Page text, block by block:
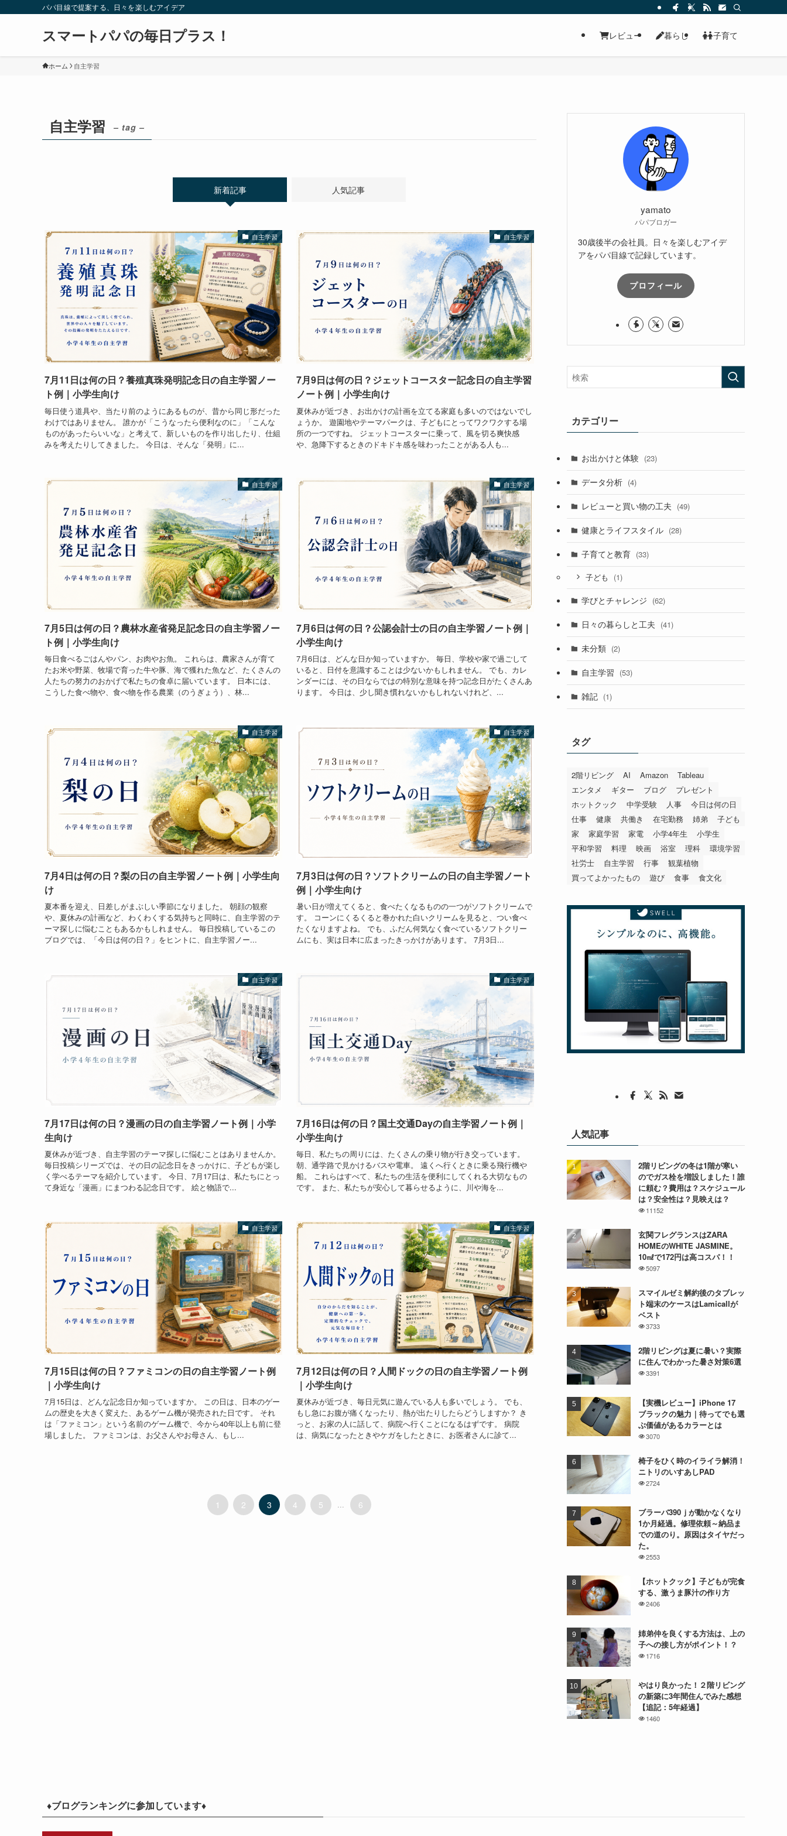
パパ目線で提案する、日々を楽しむアイデア
スマートパパの毎日プラス！ レビュー 暮らし 子育て
ホーム 自主学習
自主学習 – tag –
新着記事 人気記事
自主学習
7月11日は何の日？養殖真珠発明記念日の自主学習ノー
ト例｜小学生向け
毎日使う道具や、当たり前のようにあるものが、昔から同じ形だった
わけではありません。 誰かが「こうなったら便利なのに」「こんな
ものがあったらいいな」と考えて、新しいものを作り出したり、仕組
みを考えたりしてきました。 今日は、そんな「発明」に...
自主学習
7月9日は何の日？ジェットコースター記念日の自主学習
ノート例｜小学生向け
夏休みが近づき、お出かけの計画を立てる家庭も多いのではないでし
ょうか。 遊園地やテーマパークは、子どもにとってワクワクする場
所の一つですね。 ジェットコースターに乗って、風を切る爽快感
や、急降下するときのドキドキ感を味わったことがある人も...
自主学習
7月5日は何の日？農林水産省発足記念日の自主学習ノー
ト例｜小学生向け
毎日食べるごはんやパン、お肉やお魚。 これらは、農家さんが育て
たお米や野菜、牧場で育った牛や豚、海で獲れた魚など、たくさんの
人たちの努力のおかげで私たちの食卓に届いています。 日本には、
こうした食べ物や、食べ物を作る農業（のうぎょう）、林...
自主学習
7月6日は何の日？公認会計士の日の自主学習ノート例｜
小学生向け
7月6日は、どんな日か知っていますか。 毎日、学校や家で過ごして
いると、日付を意識することは少ないかもしれません。 でも、カレ
ンダーには、その日ならではの特別な意味を持つ記念日がたくさんあ
ります。 今日は、少し聞き慣れないかもしれないけれど、...
自主学習
7月4日は何の日？梨の日の自主学習ノート例｜小学生向
け
夏本番を迎え、日差しがまぶしい季節になりました。 朝顔の観察
や、夏休みの計画など、わくわくする気持ちと同時に、自主学習のテ
ーマ探しに悩むこともあるかもしれません。 毎日投稿しているこの
ブログでは、「今日は何の日？」をヒントに、自主学習ノー...
自主学習
7月3日は何の日？ソフトクリームの日の自主学習ノート
例｜小学生向け
暑い日が増えてくると、食べたくなるものの一つがソフトクリームで
す。 コーンにくるくると巻かれた白いクリームを見ると、つい食べ
たくなりますよね。 でも、ふだん何気なく食べているソフトクリー
ムにも、実は日本に広まったきっかけがあります。 7月3日...
自主学習
7月17日は何の日？漫画の日の自主学習ノート例｜小学
生向け
夏休みが近づき、自主学習のテーマ探しに悩むことはありませんか。
毎日投稿シリーズでは、その日の記念日をきっかけに、子どもが楽し
く学べるテーマを紹介しています。 今日、7月17日は、私たちにとっ
て身近な「漫画」にまつわる記念日です。 絵と物語で...
自主学習
7月16日は何の日？国土交通Dayの自主学習ノート例｜
小学生向け
毎日、私たちの周りには、たくさんの乗り物が行き交っています。
朝、通学路で見かけるバスや電車。 遠くへ行くときに乗る飛行機や
船。 これらはすべて、私たちの生活を便利にしてくれる大切なもの
です。 また、私たちが安心して暮らせるように、川や海を...
自主学習
7月15日は何の日？ファミコンの日の自主学習ノート例
｜小学生向け
7月15日は、どんな記念日か知っていますか。 この日は、日本のゲー
ムの歴史を大きく変えた、あるゲーム機が発売された日です。 それ
は「ファミコン」という名前のゲーム機で、今から40年以上も前に登
場しました。 ファミコンは、お父さんやお母さん、もし...
自主学習
7月12日は何の日？人間ドックの日の自主学習ノート例
｜小学生向け
夏休みが近づき、毎日元気に遊んでいる人も多いでしょう。 でも、
もし急にお腹が痛くなったり、熱が出たりしたらどうしますか？ き
っと、お家の人に話して、病院へ行くことになるはずです。 病院
は、病気になったときやケガをしたときに、お医者さんに診て...
1 2 3 4 5 ... 6
yamato
パパブロガー
30歳後半の会社員。日々を楽しむアイデ
アをパパ目線で記録しています。
プロフィール
カテゴリー
お出かけと体験 (23)
データ分析 (4)
レビューと買い物の工夫 (49)
健康とライフスタイル (28)
子育てと教育 (33)
子ども (1)
学びとチャレンジ (62)
日々の暮らしと工夫 (41)
未分類 (2)
自主学習 (53)
雑記 (1)
タグ
2階リビング AI Amazon
Tableau
エンタメ
ギター ブログ
プレゼント
ホットクック
中学受験 人事
今日は何の日
仕事
健康 共働き 在宅勤務 姉弟
子ども
家
家庭学習 家電 小学4年生
小学生
平和学習
料理 映画 浴室 理科
環境学習
社労士
自主学習 行事
観葉植物
買ってよかったもの
遊び 食事 食文化
人気記事
2階リビングの冬は1階が寒い
のでガス栓を増設しました！誰
に頼む？費用は？スケジュール
は？安全性は？見映えは？
11152
玄関フレグランスはZARA
HOMEのWHITE JASMINE。
10㎖で172円は高コスパ！！
5097
スマイルゼミ解約後のタブレッ
ト端末のケースはLamicallが
ベスト
3733
2階リビングは夏に暑い？実際
に住んでわかった暑さ対策6選
3391
【実機レビュー】iPhone 17
ブラックの魅力｜待ってでも選
ぶ価値があるカラーとは
3070
椅子をひく時のイライラ解消！
ニトリのいすあしPAD
2724
ブラーバ390ｊが動かなくなり
1か月経過。修理依頼～納品ま
での道のり。原因はタイヤだっ
た。
2553
【ホットクック】子どもが完食
する、激うま豚汁の作り方
2406
姉弟仲を良くする方法は、上の
子への接し方がポイント！？
1716
やはり良かった！２階リビング
の新築に3年間住んでみた感想
【追記：5年経過】
1460
♦ブログランキングに参加しています♦